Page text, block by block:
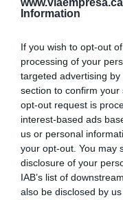
Information
If you wish to opt-out
processing of your
targeted advertising
section to confirm
opt-out request is
interest-based ads
us or personal
your opt-out. You may
disclosure of your
IAB’s list of
also be disclosed by
muchos vuelos
hasta ahora para
AñadirVIA
de Google
Mantente
actualidad
ACTIVAR AHORA